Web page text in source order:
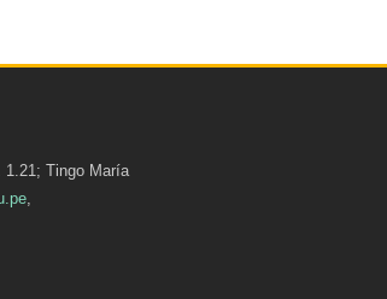
1.21; Tingo María
,